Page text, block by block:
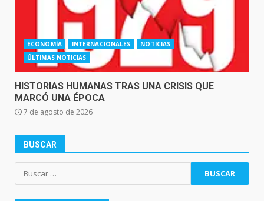
ECONOMÍA INTERNACIONALES
NOTICIAS
ÚLTIMAS NOTICIAS
HISTORIAS HUMANAS TRAS UNA CRISIS QUE
MARCÓ UNA ÉPOCA
7 de agosto de 2026
BUSCAR
Buscar: